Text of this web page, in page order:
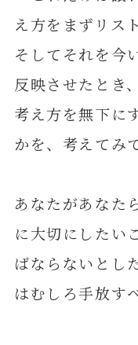
え方をまずリス
そしてそれを今
反映させたとき
考え方を無下に
かを、考えてみ
あなたがあなた
に大切にしたい
ばならないとし
はむしろ手放す